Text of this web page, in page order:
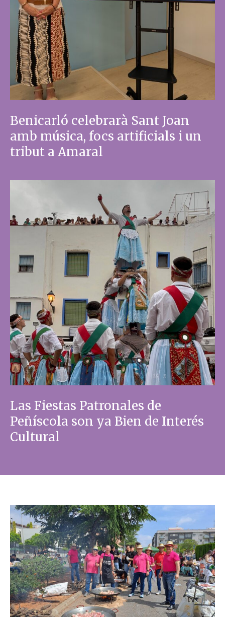
Benicarló celebrarà Sant Joan
amb música, focs artificials i un
tribut a Amaral
Las Fiestas Patronales de
Peñíscola son ya Bien de Interés
Cultural